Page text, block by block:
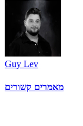
Guy Lev
מאמרים קשורים